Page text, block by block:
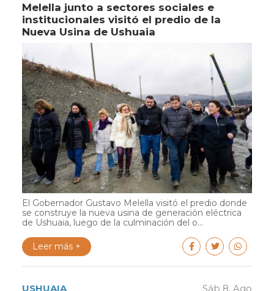
Melella junto a sectores sociales e
institucionales visitó el predio de la
Nueva Usina de Ushuaia
El Gobernador Gustavo Melella visitó el predio donde
se construye la nueva usina de generación eléctrica
de Ushuaia, luego de la culminación del o...
Leer más +
USHUAIA Sáb 8. Ago